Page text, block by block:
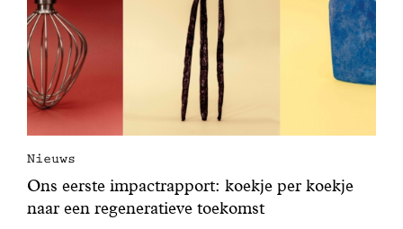
Nieuws
Ons eerste impactrapport: koekje per koekje
naar een regeneratieve toekomst